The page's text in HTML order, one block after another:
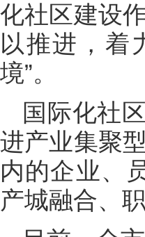
化社区建设
以推进，着
境”。
国际化社
进产业集聚
内的企业、
产城融合、职